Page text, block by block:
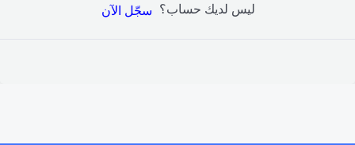
ليس لديك حساب؟ سجّل الآن